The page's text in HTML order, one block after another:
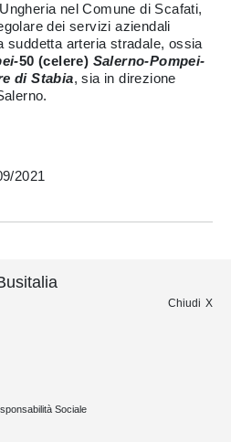
nel Comune di Scafati,
dei servizi aziendali
suddetta arteria stradale, ossia
50 (celere) Salerno-Pompei-
di Stabia, sia in direzione
2021
Chiudi
Sociale